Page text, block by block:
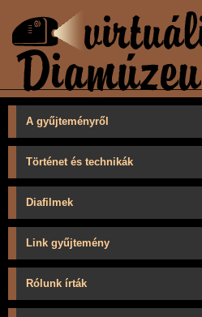
A gyűjteményről
Történet és technikák
Diafilmek
Link gyűjtemény
Rólunk írták